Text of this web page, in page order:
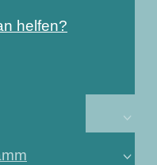
helfen?